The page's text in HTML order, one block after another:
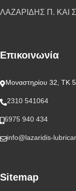
ΛΑΖΑΡΙΔΗΣ Π. ΚΑΙ
Επικοινωνία
Μοναστηρίου 32, ΤΚ
2310 541064
6975 940 434
info@lazaridis-
Sitemap